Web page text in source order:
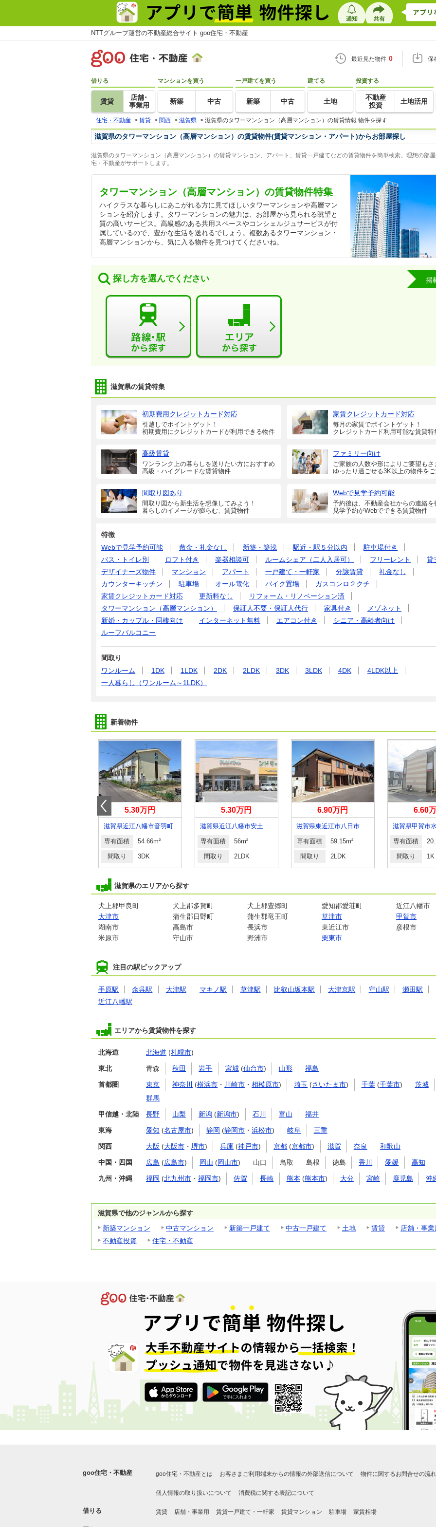
NTTグループ運営の不動産総合サイト goo住宅・不動産
最近見た物件 0 保
借りる
賃貸
店舗･
事業用
マンションを買う
新築 中古
一戸建てを買う
新築 中古
建てる
土地
投資する
不動産
投資
土地活用
住宅・不動産 > 賃貸 > 関西 > 滋賀県 > 滋賀県のタワーマンション（高層マンション）の賃貸情報 物件を探す
滋賀県のタワーマンション（高層マンション）の賃貸物件(賃貸マンション・アパート)からお部屋探し
滋賀県のタワーマンション（高層マンション）の賃貸マンション、アパート、賃貸一戸建てなどの賃貸物件を簡単検索。理想の部
宅・不動産がサポートします。
タワーマンション（高層マンション）の賃貸物件特集
ハイクラスな暮らしにあこがれる方に見てほしいタワーマンションや高層マン
ションを紹介します。タワーマンションの魅力は、お部屋から見られる眺望と
質の高いサービス。高級感のある共用スペースやコンシェルジュサービスが付
属しているので、豊かな生活を送れるでしょう。複数あるタワーマンション・
高層マンションから、気に入る物件を見つけてくださいね。
探し方を選んでください 掲
滋賀県の賃貸特集
初期費用クレジットカード対応
引越しでポイントゲット！
初期費用にクレジットカードが利用できる物件
家賃クレジットカード対応
毎月の家賃でポイントゲット！
クレジットカード利用可能な賃貸特
高級賃貸
ワンランク上の暮らしを送りたい方におすすめ
高級・ハイグレードな賃貸物件
ファミリー向け
ご家族の人数や形によりご要望もさ
ゆったり過ごせる3K以上の物件を
間取り図あり
間取り図から新生活を想像してみよう！
暮らしのイメージが膨らむ、賃貸物件
Webで見学予約可能
予約後は、不動産会社からの連絡を
見学予約がWebでできる賃貸物件
特徴
Webで見学予約可能
敷金・礼金なし 新築・築浅 駅近・駅５分以内
駐車場付き
バス・トイレ別
ロフト付き 楽器相談可 ルームシェア（二人入居可） フリーレント
貸
デザイナーズ物件
マンション アパート 一戸建て・一軒家 分譲賃貸
礼金なし
カウンターキッチン
駐車場 オール電化 バイク置場
ガスコンロ２クチ
家賃クレジットカード対応
更新料なし
リフォーム・リノベーション済
タワーマンション（高層マンション）
保証人不要・保証人代行 家具付き
メゾネット
新婚・カップル・同棲向け
インターネット無料 エアコン付き
シニア・高齢者向け
ルーフバルコニー
間取り
ワンルーム
1DK 1LDK 2DK 2LDK 3DK 3LDK 4DK
4LDK以上
一人暮らし（ワンルーム～1LDK）
新着物件
5.30万円
滋賀県近江八幡市音羽町
専有面積 54.66m²
間取り 3DK
5.30万円
滋賀県近江八幡市安土町上豊浦
専有面積 56m²
間取り 2LDK
6.90万円
滋賀県東近江市八日市緑町
専有面積 59.15m²
間取り 2LDK
6.60
滋賀県甲賀市
専有面積
間取り 1K
滋賀県のエリアから探す
犬上郡甲良町 犬上郡多賀町 犬上郡豊郷町 愛知郡愛荘町
近江八幡市
大津市
蒲生郡日野町 蒲生郡竜王町 草津市
甲賀市
湖南市
高島市 長浜市 東近江市
彦根市
米原市
守山市 野洲市 栗東市
注目の駅ピックアップ
手原駅 余呉駅 大津駅 マキノ駅 草津駅 比叡山坂本駅 大津京駅 守山駅
瀬田駅
近江八幡駅
エリアから賃貸物件を探す
北海道 北海道 (札幌市)
東北 青森 秋田 岩手 宮城(仙台市) 山形 福島
首都圏 東京 神奈川 (横浜市 ・ 川崎市 ・相模原市) 埼玉 (さいたま市) 千葉(千葉市)
茨城
群馬
甲信越・北陸 長野 山梨 新潟 (新潟市) 石川 富山 福井
東海 愛知 (名古屋市) 静岡 (静岡市 ・浜松市) 岐阜 三重
関西 大阪 (大阪市 ・ 堺市) 兵庫 (神戸市) 京都 (京都市) 滋賀 奈良 和歌山
中国・四国 広島 (広島市) 岡山 (岡山市) 山口 鳥取 島根 徳島 香川 愛媛 高知
九州・沖縄 福岡 (北九州市 ・ 福岡市) 佐賀 長崎 熊本 (熊本市) 大分 宮崎 鹿児島 沖
滋賀県で他のジャンルから探す
新築マンション
中古マンション 新築一戸建て 中古一戸建て 土地 賃貸
店舗・事業
不動産投資
住宅・不動産
goo住宅・不動産 goo住宅・不動産とは お客さまご利用端末からの情報の外部送信について 物件に関するお問合せの流れ
個人情報の取り扱いについて 消費税に関する表記について
借りる 賃貸 店舗・事業用 賃貸一戸建て・一軒家 賃貸マンション 駐車場 家賃相場